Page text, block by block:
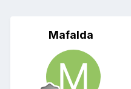
Mafalda